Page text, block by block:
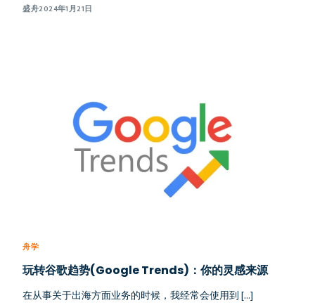
盛舟2024年1月21日
舟学
玩转谷歌趋势(Google Trends)：你的灵感来源
在从事关于出海方面业务的时候，我经常会使用到 […]